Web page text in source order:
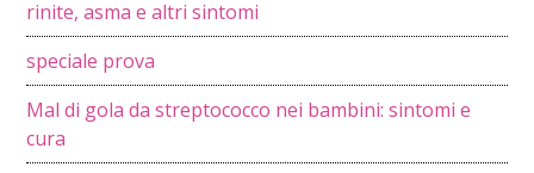
rinite, asma e altri sintomi
speciale prova
Mal di gola da streptococco nei bambini: sintomi e
cura